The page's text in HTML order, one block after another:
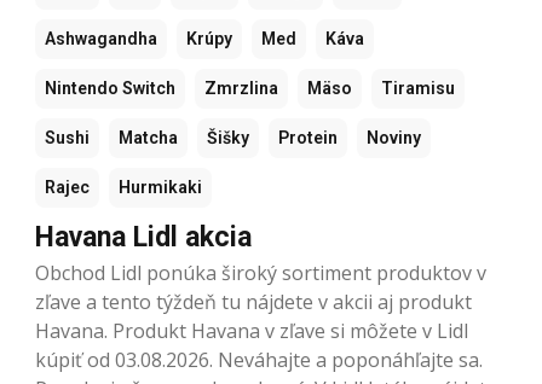
Ashwagandha Krúpy Med Káva
Nintendo Switch Zmrzlina Mäso Tiramisu
Sushi Matcha Šišky Protein Noviny
Rajec Hurmikaki
Havana Lidl akcia
Obchod Lidl ponúka široký sortiment produktov v
zľave a tento týždeň tu nájdete v akcii aj produkt
Havana. Produkt Havana v zľave si môžete v Lidl
kúpiť od 03.08.2026. Neváhajte a poponáhľajte sa.